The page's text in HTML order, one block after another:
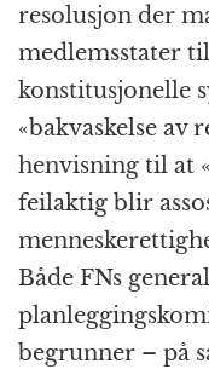
resolusjon der
medlemsstater
konstitusjonelle
«bakvaskelse av
henvisning til at
feilaktig blir
Både FNs
begrunner – på